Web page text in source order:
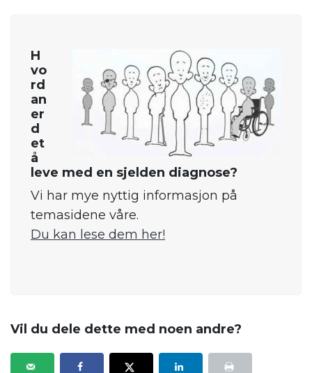
H
vo
rd
an
er
d
et
å
leve med en sjelden diagnose?
Vi har mye nyttig informasjon på
temasidene våre.
Du kan lese dem her!
Vil du dele dette med noen andre?